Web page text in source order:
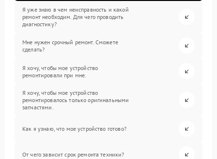
Я уже знаю в чем неисправность и какой
ремонт необходим. Для чего проводить
диагностику?
Мне нужен срочный ремонт. Сможете
сделать?
Я хочу, чтобы мое устройство
ремонтировали при мне.
Я хочу, чтобы мое устройство
ремонтировалось только оригинальными
запчастями.
Как я узнаю, что мое устройство готово?
От чего зависит срок ремонта техники?